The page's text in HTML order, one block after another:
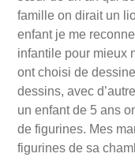
famille on dirait un
enfant je me
infantile pour mieux
ont choisi de
dessins, avec
un enfant de 5 ans
de figurines. Mes
figurines de sa